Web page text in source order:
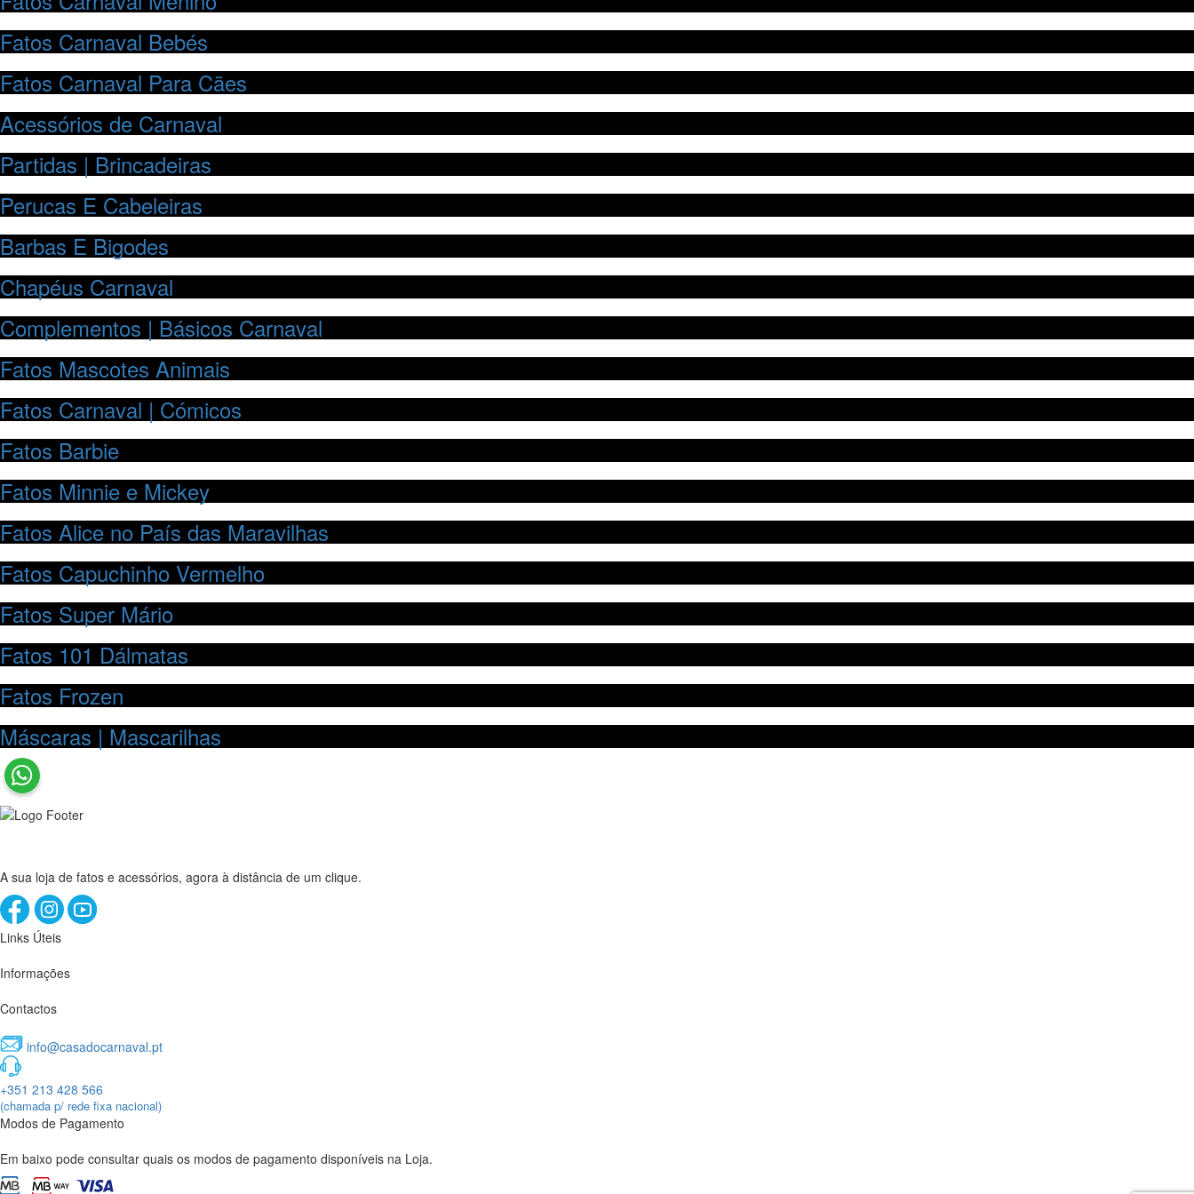
Fatos Carnaval Bebés
Fatos Carnaval Para Cães
Acessórios de Carnaval
Partidas | Brincadeiras
Perucas E Cabeleiras
Barbas E Bigodes
Chapéus Carnaval
Complementos | Básicos Carnaval
Fatos Mascotes Animais
Fatos Carnaval | Cómicos
Fatos Barbie
Fatos Minnie e Mickey
Fatos Alice no País das Maravilhas
Fatos Capuchinho Vermelho
Fatos Super Mário
Fatos 101 Dálmatas
Fatos Frozen
Máscaras | Mascarilhas
A sua loja de fatos e acessórios, agora à distância de um clique.
Links Úteis
Informações
Contactos
info@casadocarnaval.pt
+351 213 428 566
(chamada p/ rede fixa nacional)
Modos de Pagamento
Em baixo pode consultar quais os modos de pagamento disponíveis na Loja.